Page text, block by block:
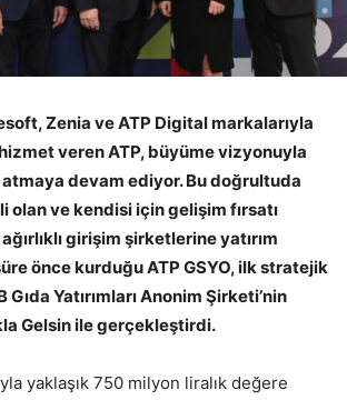
Zenia ve ATP Digital markalarıyla
veren ATP, büyüme vizyonuyla
devam ediyor. Bu doğrultuda
olan ve kendisi için gelişim fırsatı
girişim şirketlerine yatırım
önce kurduğu ATP GSYO, ilk stratejik
Gıda Yatırımları Anonim Şirketi’nin
Gelsin ile gerçekleştirdi.
yaklaşık 750 milyon liralık değere